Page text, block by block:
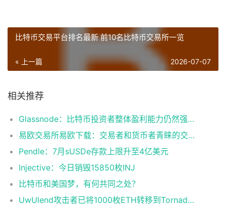
比特币交易平台排名最新 前10名比特币交易所一览
« 上一篇 2026-07-07
相关推荐
Glassnode：比特币投资者整体盈利能力仍然强劲，更大的波动即将到来
易欧交易所易欧下载：交易者和货币者青睐的交易平台
Pendle：7月sUSDe存款上限升至4亿美元
Injective：今日销毁15850枚INJ
比特币和美国梦，有何共同之处？
UwUlend攻击者已将1000枚ETH转移到Tornado Cash